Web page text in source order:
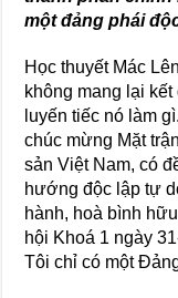
một đảng phái
Học thuyết Mác
không mang lại
luyến tiếc nó làm
chúc mừng Mặt
sản Việt Nam, có
hướng độc lập tự
hành, hoà bình
hội Khoá 1 ngày
Tôi chỉ có một